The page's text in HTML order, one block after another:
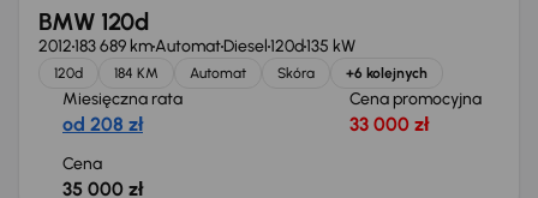
BMW 120d
2012183 689 kmAutomatDiesel120d135 kW
120d 184 KM Automat Skóra +6 kolejnych
Miesięczna rata
od 208 zł
Cena promocyjna
33 000 zł
Cena
35 000 zł